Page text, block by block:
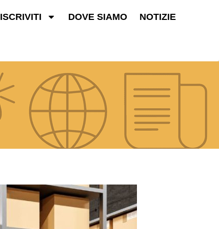
ISCRIVITI DOVE SIAMO NOTIZIE